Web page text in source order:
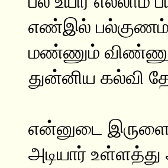
எண்இல் பல்குணம்
மண்ணும்
துன்னிய கல்வி
என்னுடை இருளை
அடியார்